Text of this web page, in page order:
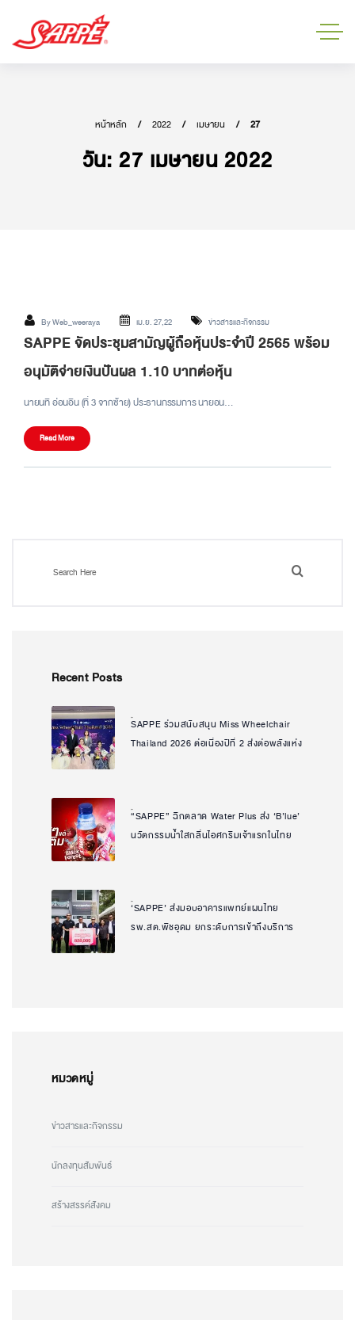
หน้าหลัก 2022 เมษายน 27
วัน:27 เมษายน 2022
ByWeb_weeraya เม.ย. 27,22 ข่าวสารและกิจกรรม
SAPPE จัดประชุมสามัญผู้ถือหุ้นประจำปี 2565 พร้อม
อนุมัติจ่ายเงินปันผล 1.10 บาทต่อหุ้น
นายนที อ่อนอิน (ที่ 3 จากซ้าย) ประธานกรรมการ นายอน…
Read More
Recent Posts
SAPPE ร่วมสนับสนุน Miss Wheelchair
Thailand 2026 ต่อเนื่องปีที่ 2 ส่งต่อพลังแห่ง
“SAPPE” ฉีกตลาด Water Plus ส่ง ‘B’lue’
นวัตกรรมน้ำใสกลิ่นไอศกรีมเจ้าแรกในไทย
‘SAPPE’ ส่งมอบอาคารแพทย์แผนไทย
รพ.สต.พืชอุดม ยกระดับการเข้าถึงบริการ
หมวดหมู่
ข่าวสารและกิจกรรม
นักลงทุนสัมพันธ์
สร้างสรรค์สังคม